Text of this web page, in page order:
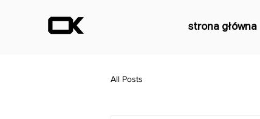
strona główna
All Posts